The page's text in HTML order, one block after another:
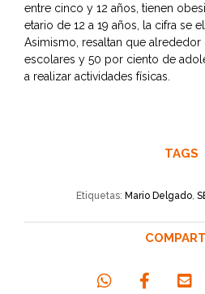
entre cinco y 12 años, tienen
etario de 12 a 19 años, la cifra se
Asimismo, resaltan que
escolares y 50 por ciento de
a realizar actividades físicas.
TAGS
Etiquetas: Mario Delgado,